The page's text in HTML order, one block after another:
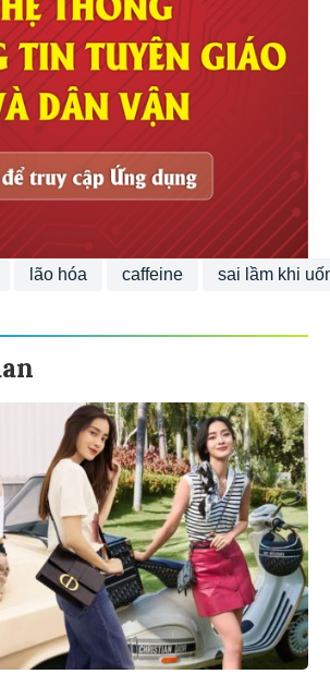
lão hóa caffeine sai lầm khi